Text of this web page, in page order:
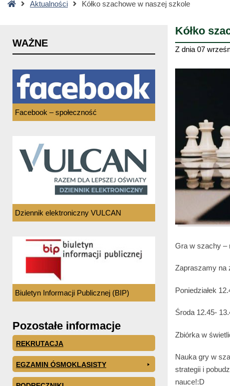
StronaAktualności Kółko szachowe w naszej szkole
Kółko
Z dnia 07
Gra w szachy –
Zapraszamy na
Poniedziałek
Środa 12.45-
Zbiórka w
Nauka gry w
strategii i
nauce!:D
WAŻNE
Facebook – społeczność
Dziennik elektroniczny VULCAN
Biuletyn Informacji Publicznej (BIP)
Pozostałe informacje
REKRUTACJA
EGZAMIN ÓSMOKLASISTY